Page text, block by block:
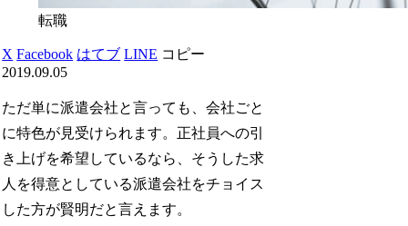
転職
X Facebook はてブ LINE コピー
2019.09.05
ただ単に派遣会社と言っても、会社ごと
に特色が見受けられます。正社員への引
き上げを希望しているなら、そうした求
人を得意としている派遣会社をチョイス
した方が賢明だと言えます。